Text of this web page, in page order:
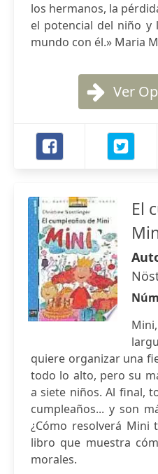
los hermanos, la
el potencial del niño y
mundo con él.» Maria
Ver
El
quiere organizar una
todo lo alto, pero su
a siete niños. Al final,
cumpleaños... y son
¿Cómo resolverá Mini
libro que muestra
morales.